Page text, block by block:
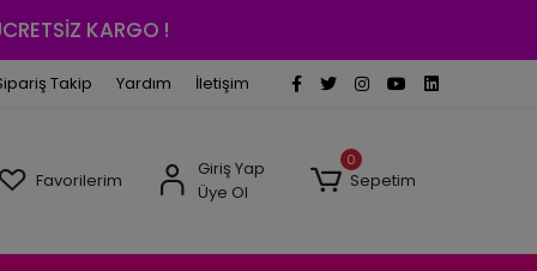
KARGO !
Takip Yardım İletişim
Favorilerim
Giriş Yap
Üye Ol
0
Sepetim